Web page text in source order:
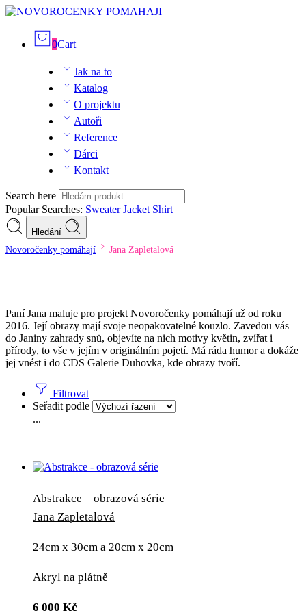
0Cart
Jak na to
Katalog
O projektu
Autoři
Reference
Dárci
Kontakt
Search here
Popular Searches: SweaterJacket Shirt
Hledání
Novoročenky pomáhají Jana Zapletalová
Paní Jana maluje pro projekt Novoročenky pomáhají už od roku
2016. Její obrazy mají svoje neopakovatelné kouzlo. Zavedou vás
do Janiny zahrady snů, objevíte na nich motivy květin, zvířat i
přírody, to vše v jejím v originálním pojetí. Má ráda humor a dokáže
jej vnést i do CDS Galerie Duhovka, kde obrazy tvoří.
Filtrovat
Seřadit podle
...
Abstrakce – obrazová série
Jana Zapletalová
24cm x 30cm a 20cm x 20cm
Akryl na plátně
6 000 Kč